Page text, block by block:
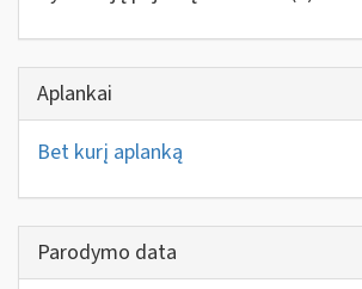
Aplankai
Bet kurį aplanką
Parodymo data